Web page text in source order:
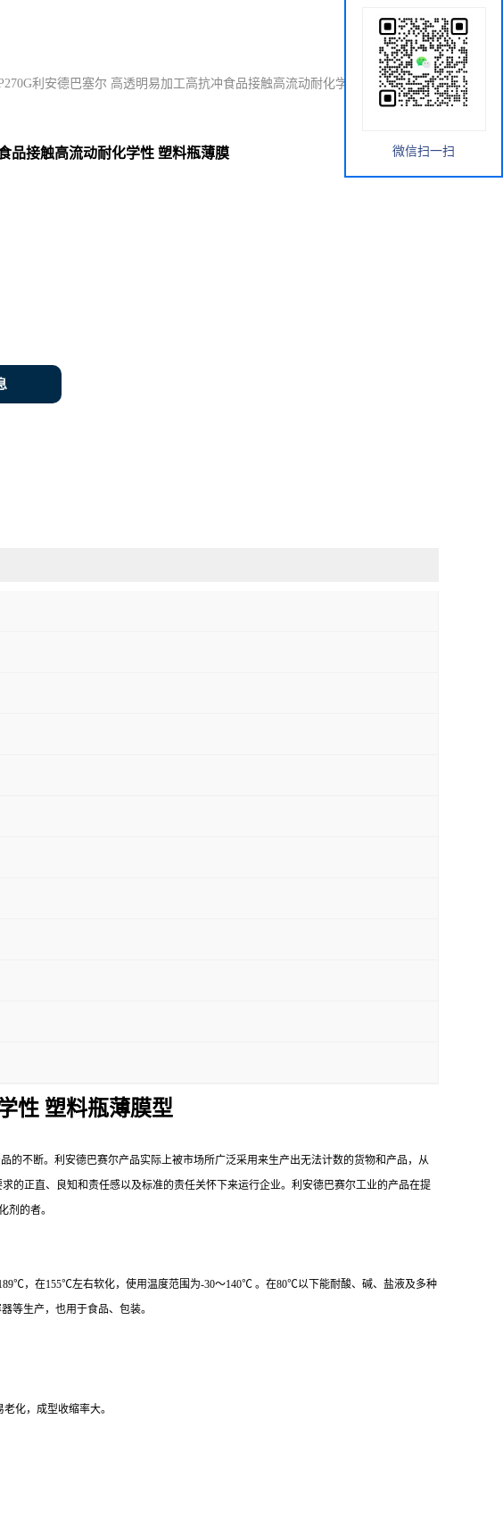
利安德巴塞尔 高透明易加工高抗冲食品接触高流动耐化学性 塑料瓶薄膜型
品接触高流动耐化学性 塑料瓶薄膜
性 塑料瓶薄膜型
不断。利安德巴赛尔产品实际上被市场所广泛采用来生产出无法计数的货物和产品，从
的正直、良知和责任感以及标准的责任关怀下来运行企业。利安德巴赛尔工业的产品在提
剂的者。
189℃，在155℃左右软化，使用温度范围为-30～140℃ 。在80℃以下能耐酸、碱、盐液及多种
等生产，也用于食品、包装。
化，成型收缩率大。
微信扫一扫